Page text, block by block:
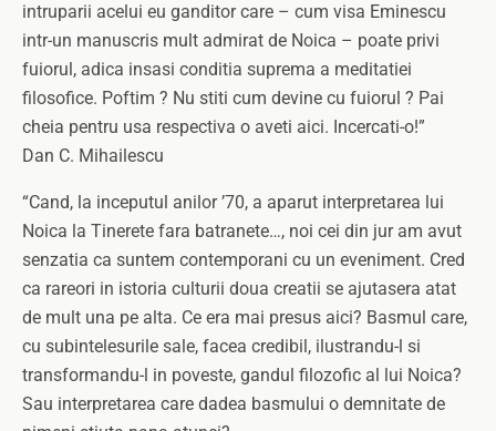
intruparii acelui eu ganditor care – cum visa Eminescu
intr-un manuscris mult admirat de Noica – poate privi
fuiorul, adica insasi conditia suprema a meditatiei
filosofice. Poftim ? Nu stiti cum devine cu fuiorul ? Pai
cheia pentru usa respectiva o aveti aici. Incercati-o!”
Dan C. Mihailescu
“Cand, la inceputul anilor ’70, a aparut interpretarea lui
Noica la Tinerete fara batranete…, noi cei din jur am avut
senzatia ca suntem contemporani cu un eveniment. Cred
ca rareori in istoria culturii doua creatii se ajutasera atat
de mult una pe alta. Ce era mai presus aici? Basmul care,
cu subintelesurile sale, facea credibil, ilustrandu-l si
transformandu-l in poveste, gandul filozofic al lui Noica?
Sau interpretarea care dadea basmului o demnitate de